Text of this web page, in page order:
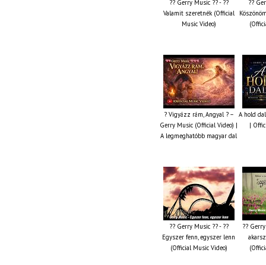
?? Gerry Music ?? - ??
Valamit szeretnék (Official
Music Video)
??
? Vigyázz rám, Angyal ? –
Gerry Music (Official Video) |
A legmeghatóbb magyar dal
A hold
|
?? Gerry Music ?? - ??
Egyszer fenn, egyszer lenn
(Official Music Video)
??